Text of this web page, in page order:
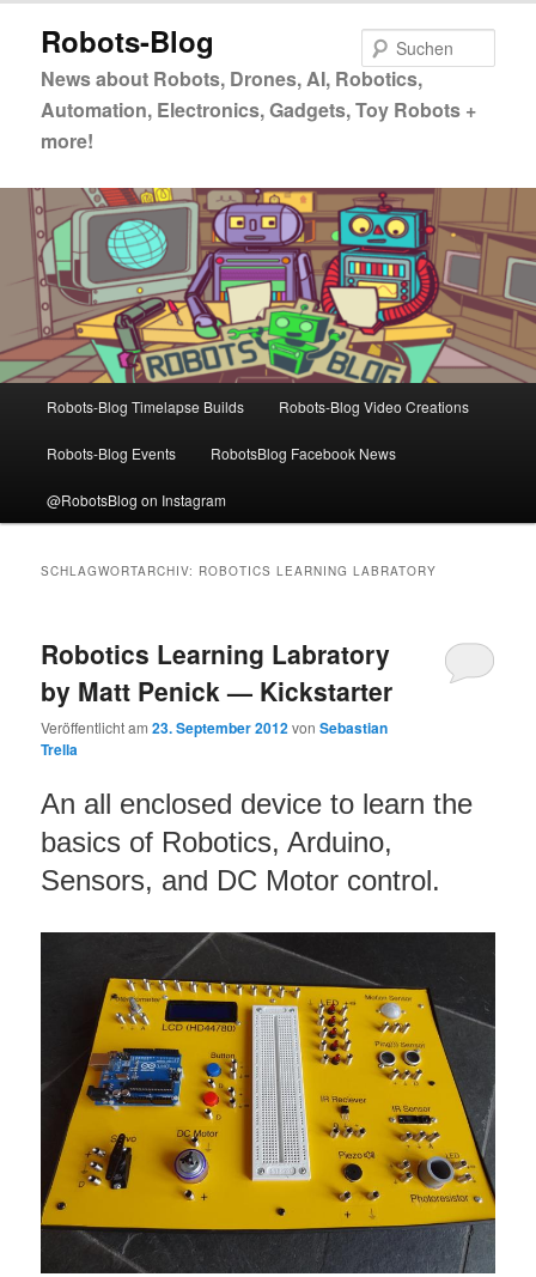
primären
springen
sekundären
springen
Robots-Blog
News about Robots, Drones, AI, Robotics,
Automation, Electronics, Gadgets, Toy Robots +
more!
Robots-Blog Timelapse Builds Robots-Blog Video Creations
Robots-Blog Events RobotsBlog Facebook News
@RobotsBlog on Instagram
SCHLAGWORTARCHIV: ROBOTICS LEARNING LABRATORY
Robotics Learning Labratory
by Matt Penick — Kickstarter
Veröffentlicht am23. September 2012vonSebastian
Trella
An all enclosed device to learn the
basics of Robotics, Arduino,
Sensors, and DC Motor control.